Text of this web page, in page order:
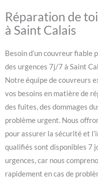
Réparation de
à Saint Calais
Besoin d’un couvreur fiable
des urgences 7j/7 à Saint
Notre équipe de couvreurs
vos besoins en matière de
des fuites, des dommages
problème urgent. Nous
pour assurer la sécurité et
qualifiés sont disponibles 7
urgences, car nous
rapidement en cas de